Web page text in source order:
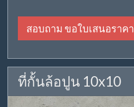
สอบถาม ขอใบเสนอราคา
ที่กั้นล้อปูน 10x10